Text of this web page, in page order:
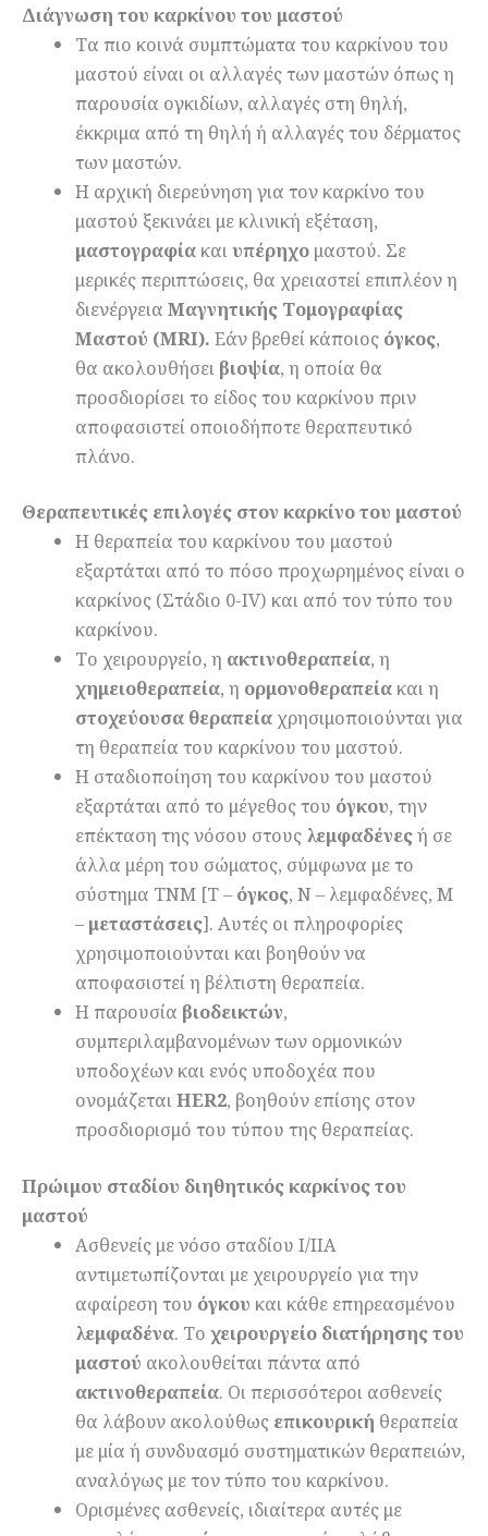
Διάγνωση του καρκίνου του μαστού
Τα πιο κοινά συμπτώματα του καρκίνου του
μαστού είναι οι αλλαγές των μαστών όπως η
παρουσία ογκιδίων, αλλαγές στη θηλή,
έκκριμα από τη θηλή ή αλλαγές του δέρματος
των μαστών.
Η αρχική διερεύνηση για τον καρκίνο του
μαστού ξεκινάει με κλινική εξέταση,
μαστογραφία καιυπέρηχο μαστού. Σε
μερικές περιπτώσεις, θα χρειαστεί επιπλέον η
διενέργειαΜαγνητικής Τομογραφίας
Μαστού (MRI).Εάν βρεθεί κάποιος όγκος,
θα ακολουθήσει βιοψία, η οποία θα
προσδιορίσει το είδος του καρκίνου πριν
αποφασιστεί οποιοδήποτε θεραπευτικό
πλάνο.
Θεραπευτικές επιλογές στον καρκίνο του μαστού
Η θεραπεία του καρκίνου του μαστού
εξαρτάται από το πόσο προχωρημένος είναι ο
καρκίνος (Στάδιο 0-IV) και από τον τύπο του
καρκίνου.
Το χειρουργείο, η ακτινοθεραπεία, η
χημειοθεραπεία, η ορμονοθεραπεία και η
στοχεύουσα θεραπεία χρησιμοποιούνται για
τη θεραπεία του καρκίνου του μαστού.
Η σταδιοποίηση του καρκίνου του μαστού
εξαρτάται από το μέγεθος του όγκου, την
επέκταση της νόσου στους λεμφαδένεςή σε
άλλα μέρη του σώματος, σύμφωνα με το
σύστημα TNM [T –όγκος, Ν – λεμφαδένες, Μ
–μεταστάσεις]. Αυτές οι πληροφορίες
χρησιμοποιούνται και βοηθούν να
αποφασιστεί η βέλτιστη θεραπεία.
Η παρουσία βιοδεικτών,
συμπεριλαμβανομένων των ορμονικών
υποδοχέων και ενός υποδοχέα που
ονομάζεταιHER2, βοηθούν επίσης στον
προσδιορισμό του τύπου της θεραπείας.
Πρώιμου σταδίου διηθητικός καρκίνος του
μαστού
Ασθενείς με νόσο σταδίου Ι/ΙΙΑ
αντιμετωπίζονται με χειρουργείο για την
αφαίρεση του όγκου και κάθε επηρεασμένου
λεμφαδένα. Τοχειρουργείο διατήρησης του
μαστού ακολουθείται πάντα από
ακτινοθεραπεία. Οι περισσότεροι ασθενείς
θα λάβουν ακολούθως επικουρική θεραπεία
με μία ή συνδυασμό συστηματικών θεραπειών,
αναλόγως με τον τύπο του καρκίνου.
Ορισμένες ασθενείς, ιδιαίτερα αυτές με